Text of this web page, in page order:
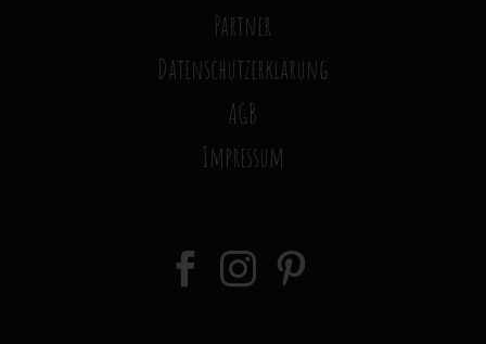
Partner
Datenschutzerklärung
AGB
Impressum
  